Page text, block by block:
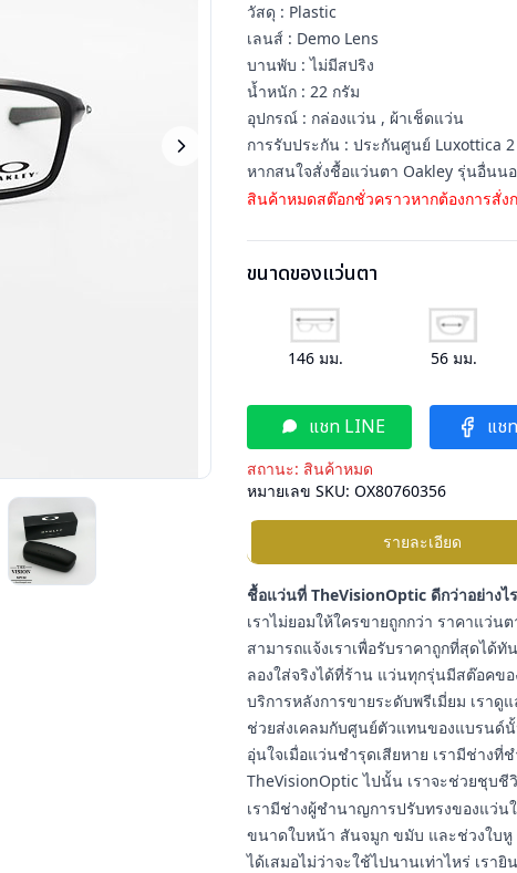
วัสดุ : Plastic
เลนส์ : Demo Lens
บานพับ : ไม่มีสปริง
น้ำหนัก : 22 กรัม
อุปกรณ์ : กล่องแว่น , ผ้าเช็ดแว่น
การรับประกัน : ประกันศูนย์ Luxottica
หากสนใจสั่งชื้อแว่นตา Oakley รุ่นอื่นน
สินค้าหมดสต๊อกชั่วคราวหากต้องการสั่ง
ขนาดของแว่นตา
146 มม. 56 มม.
แชท LINE แช
สถานะ: สินค้าหมด
หมายเลข SKU: OX80760356
รายละเอียด
ชื้อแว่นที่ TheVisionOptic ดีกว่าอย่างไร
เราไม่ยอมให้ใครขายถูกกว่า ราคาแว่น
สามารถแจ้งเราเพื่อรับราคาถูกที่สุดได้ทั
ลองใส่จริงได้ที่ร้าน แว่นทุกรุ่นมีสต๊อคข
บริการหลังการขายระดับพรีเมี่ยม เราดู
ช่วยส่งเคลมกับศูนย์ตัวแทนของแบรนด์
อุ่นใจเมื่อแว่นชำรุดเสียหาย เรามีช่าง
TheVisionOptic ไปนั้น เราจะช่วยชุบชี
เรามีช่างผู้ชำนาญการปรับทรงของแว่น
ขนาดใบหน้า สันจมูก ขมับ และช่วงใบหู
ได้เสมอไม่ว่าจะใช้ไปนานเท่าไหร่ เรายิ